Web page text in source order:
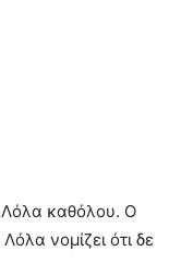
Λόλα καθόλου. Ο
νομίζει ότι δε